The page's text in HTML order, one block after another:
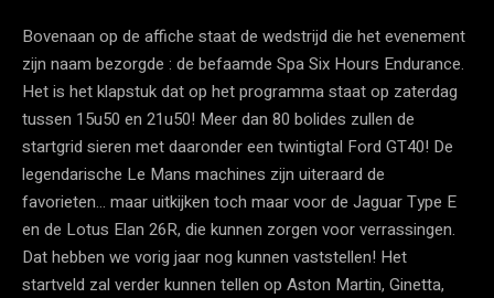
Bovenaan op de affiche staat de wedstrijd die het evenement
zijn naam bezorgde : de befaamde Spa Six Hours Endurance.
Het is het klapstuk dat op het programma staat op zaterdag
tussen 15u50 en 21u50! Meer dan 80 bolides zullen de
startgrid sieren met daaronder een twintigtal Ford GT40! De
legendarische Le Mans machines zijn uiteraard de
favorieten… maar uitkijken toch maar voor de Jaguar Type E
en de Lotus Elan 26R, die kunnen zorgen voor verrassingen.
Dat hebben we vorig jaar nog kunnen vaststellen! Het
startveld zal verder kunnen tellen op Aston Martin, Ginetta,